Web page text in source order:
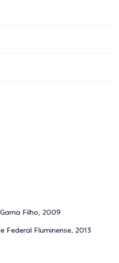
Filho, 2009
Federal Fluminense, 2013